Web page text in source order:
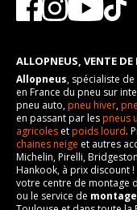
ALLOPNEUS, VENTE DE
Allopneus, spécialiste de
en France du pneu sur
pneu auto,pneu hiver,
en passant par lespneus
agricoles etpoids lourd.
chaines neige et autres
Michelin, Pirelli,
Hankook, à prix discount
votre centre de montage
ou le service de